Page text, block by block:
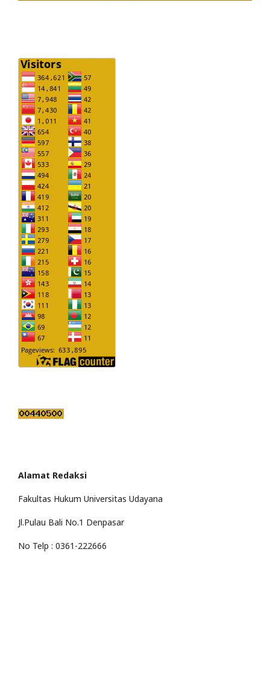
Alamat Redaksi
Fakultas Hukum Universitas Udayana
Jl.Pulau Bali No.1 Denpasar
No Telp : 0361-222666